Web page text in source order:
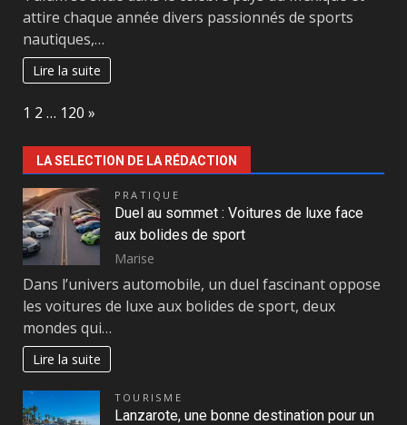
attire chaque année divers passionnés de sports
nautiques,…
Lire la suite
Page:
1 2 … 120 Next
»
LA SELECTION DE LA RÉDACTION
PRATIQUE
Duel au sommet : Voitures de luxe face
aux bolides de sport
Marise
Dans l’univers automobile, un duel fascinant oppose
les voitures de luxe aux bolides de sport, deux
mondes qui…
Lire la suite
TOURISME
Lanzarote, une bonne destination pour un